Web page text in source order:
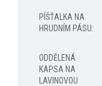
PÍŠŤALKA NA
HRUDNÍM PÁSU:
ODDĚLENÁ
KAPSA NA
LAVINOVOU